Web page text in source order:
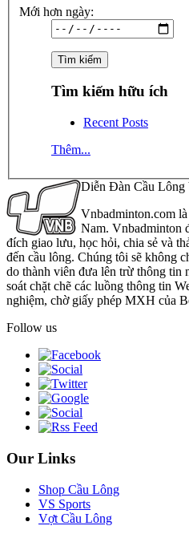
Mới hơn ngày:
Tìm kiếm hữu ích
Recent Posts
Thêm...
Diễn Đàn Cầu Lông
Vnbadminton.com
Nam. Vnbadminton
đích giao lưu, học hỏi, chia sẻ và
đến cầu lông. Chúng tôi sẽ không
do thành viên đưa lên trừ thông tin
soát chặt chẽ các luồng thông tin
nghiệm, chờ giấy phép MXH của
Follow us
Our Links
Shop Cầu Lông
VS Sports
Vợt Cầu Lông